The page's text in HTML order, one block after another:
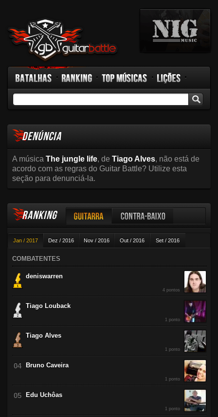
GB TV
Rádio
DENÚNCIA
A música The jungle life, de Tiago Alves, não está de
acordo com as regras do Guitar Battle? Utilize esta
seção para denunciá-la.
RANKING
Jan / 2017 Dez / 2016 Nov / 2016 Out / 2016 Set / 2016
Ago / 2016 Jul / 2016
Guitarra Contra-baixo
COMBATENTES
deniswarren
4 pontos
Tiago Louback
1 ponto
Tiago Alves
1 ponto
Bruno Caveira
1 ponto
Edu Uchôas
1 ponto